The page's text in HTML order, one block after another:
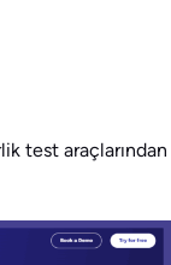
test araçlarından